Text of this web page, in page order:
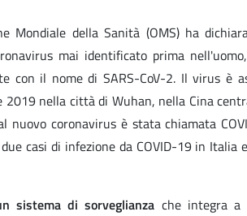
Mondiale della Sanità (OMS) ha
mai identificato prima
con il nome di SARS-CoV-2. Il virus è
nella città di Wuhan, nella Cina
nuovo coronavirus è stata chiamata
casi di infezione da COVID-19 in
sistema di sorveglianza che integra a